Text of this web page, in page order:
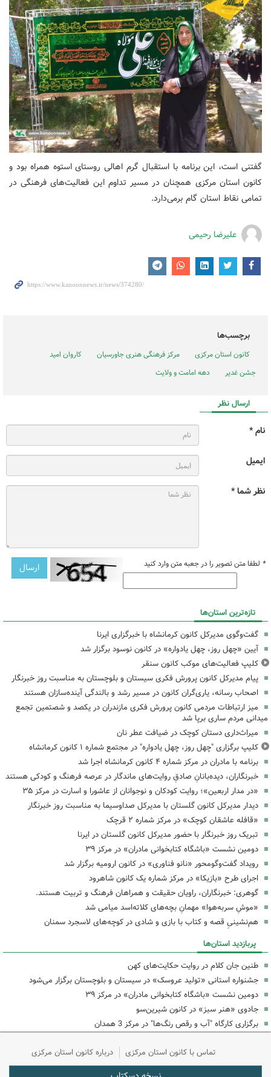
گفتنی است، این برنامه با استقبال گرم اهالی روستای استوه همراه بود و
کانون استان مرکزی همچنان در مسیر تداوم این فعالیت‌های فرهنگی در
تمامی نقاط استان گام برمی‌دارد.
علیرضا رحیمی
برچسب‌ها
کانون استان مرکزی مرکز فرهنگی هنری جاورسیان
کاروان امید
جشن غدیر
دهه امامت و ولایت
ارسال نظر
نام *
ایمیل
نظر شما *
* لطفا متن تصویر را در جعبه متن وارد کنید
تازه‌ترین استان‌ها
گفت‌وگوی مدیرکل کانون کرمانشاه با خبرگزاری ایرنا
آیین «چهل روز، چهل یادواره» در کانون نوسود برگزار شد
کلیپ فعالیت‌های موکب کانون سنقر
پیام مدیرکل کانون پرورش فکری سیستان و بلوچستان به مناسبت روز خبرنگار
اصحاب رسانه، یاری‌گران کانون در مسیر رشد و بالندگی آینده‌سازان هستند
میز ارتباطات مردمی کانون پرورش فکری مازندران در یکصد و شصتمین تجمع
میدانی مردم ساری برپا شد
میراث‌داری دستان کوچک در ضیافت عطر نان
کلیپ برگزاری "چهل روز، چهل یادواره" در مجتمع شماره ۱ کانون کرمانشاه
برنامه با مادران در مرکز شماره ۴ کانون کرمانشاه اجرا شد
خبرنگاران، دیده‌بانانِ صادقِ روایت‌های ماندگار در عرصه فرهنگ و کودکی هستند
«در مدار اربعین»؛ روایت کودکان و نوجوانان از عاشورا و اسارت در مرکز ۳۵
دیدار مدیرکل کانون گلستان با مدیرکل صداوسیما به مناسبت روز خبرنگار
«قافله عاشقان کوچک» در مرکز شماره ۲ قرچک
تبریک روز خبرنگار با حضور مدیرکل کانون گلستان در ایرنا
دومین نشست «باشگاه کتابخوانی مادران» در مرکز ۳۹
رویداد گفت‌وگومحور «نانو فناوری» در کانون ارومیه برگزار شد
اجرای طرح «بازیکا» در مرکز شماره یک کانون شاهرود
گوهری: خبرنگاران، راویان حقیقت و همراهان فرهنگ و تربیت هستند.
«موشِ سربه‌هوا» مهمانِ بچه‌های کلاته‌اسد میامی شد
هم‌نشینیِ قصه و کتاب با بازی و شادی در کوچه‌های لاسجرد سمنان
پربازدید استان‌ها
طنین جان کلام در روایت حکایت‌های کهن
جشنواره استانی «تولید عروسک» در سیستان و بلوچستان برگزار می‌شود
دومین نشست «باشگاه کتابخوانی مادران» در مرکز ۳۹
جادوی «هنر سبز» در کانون شیرین‌سو
برگزاری کارگاه "آب و رقص رنگ‌ها" در مرکز 3 همدان
تماس با کانون استان مرکزی درباره کانون استان مرکزی